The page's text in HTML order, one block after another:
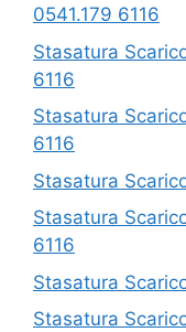
0541.179 6116
Stasatura
6116
Stasatura
6116
Stasatura
Stasatura
6116
Stasatura
Stasatura